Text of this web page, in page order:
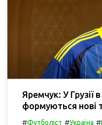
Яремчук: У Грузії
формуються нові
#Футболіст #Україна #